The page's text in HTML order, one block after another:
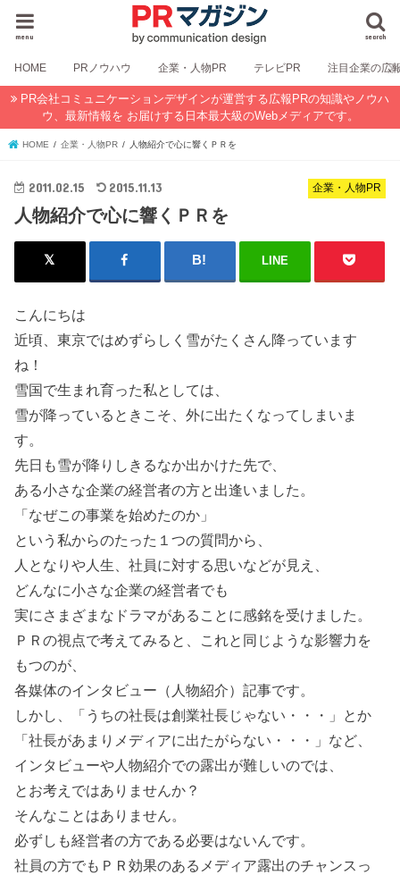
search
menu
HOME PRノウハウ 企業・人物PR テレビPR 注目企業の広
PR会社コミュニケーションデザインが運営する広報PRの知識やノウハ
ウ、最新情報を お届けする日本最大級のWebメディアです。
HOME 企業・人物PR 人物紹介で心に響くＰＲを
企業・人物PR
2011.02.15 2015.11.13
人物紹介で心に響くＰＲを
LINE
こんにちは
近頃、東京ではめずらしく雪がたくさん降っています
ね！
雪国で生まれ育った私としては、
雪が降っているときこそ、外に出たくなってしまいま
す。
先日も雪が降りしきるなか出かけた先で、
ある小さな企業の経営者の方と出逢いました。
「なぜこの事業を始めたのか」
という私からのたった１つの質問から、
人となりや人生、社員に対する思いなどが見え、
どんなに小さな企業の経営者でも
実にさまざまなドラマがあることに感銘を受けました。
ＰＲの視点で考えてみると、これと同じような影響力を
もつのが、
各媒体のインタビュー（人物紹介）記事です。
しかし、「うちの社長は創業社長じゃない・・・」とか
「社長があまりメディアに出たがらない・・・」など、
インタビューや人物紹介での露出が難しいのでは、
とお考えではありませんか？
そんなことはありません。
必ずしも経営者の方である必要はないんです。
社員の方でもＰＲ効果のあるメディア露出のチャンスっ